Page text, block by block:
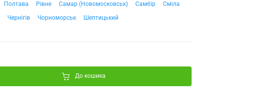
Полтава Рівне Самар (Новомосковськ) Самбір
Сміла
Чернігів Чорноморськ Шептицький
До кошика